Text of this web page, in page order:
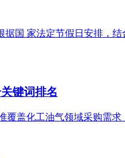
国 家法定节假日安排，
键词排名
盖化工油气领域采购需求